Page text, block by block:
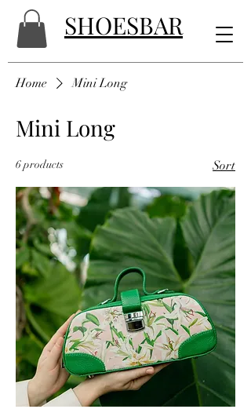
SHOESBAR
Home Mini Long
Mini Long
6 products Sort